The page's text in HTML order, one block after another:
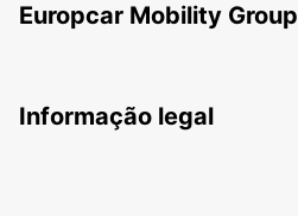
Europcar Mobility Group
Informação legal